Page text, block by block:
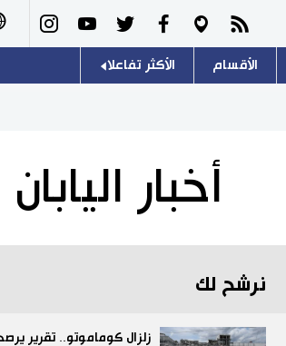
الأقسام
تجارب وآراء
سياسة
اقتصاد
مجتمع
الأكثر تفاعلا
هو وهي
المطبخ الياباني
أخبار اليابان
نرشح لك
زلزال كوماموتو.. تقرير